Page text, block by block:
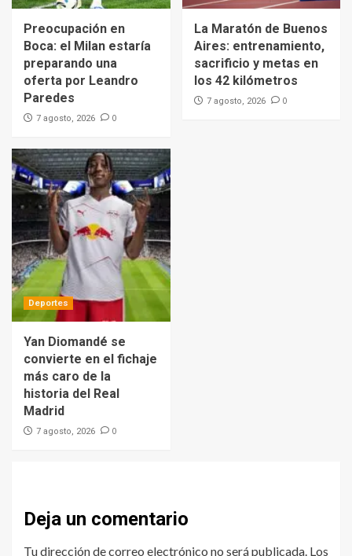
Preocupación en
Boca: el Milan estaría
preparando una
oferta por Leandro
Paredes
7 agosto, 2026 0
La Maratón de Buenos
Aires: entrenamiento,
sacrificio y metas en
los 42 kilómetros
7 agosto, 2026 0
Deportes
Yan Diomandé se
convierte en el fichaje
más caro de la
historia del Real
Madrid
7 agosto, 2026 0
Deja un comentario
Tu dirección de correo electrónico no será publicada. Los